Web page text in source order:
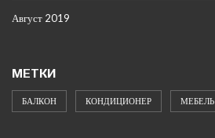
Август 2019
МЕТКИ
БАЛКОН КОНДИЦИОНЕР МЕБЕЛЬ